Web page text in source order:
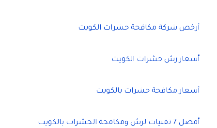
أرخص شركة مكافحة حشرات الكويت
أسعار رش حشرات الكويت
أسعار مكافحة حشرات بالكويت
أفضل 7 تقنيات لرش ومكافحة الحشرات بالكويت